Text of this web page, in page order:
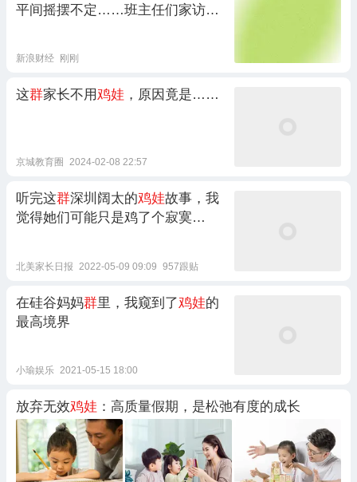
平间摇摆不定……班主任们家访归
新浪财经 刚刚
这群家长不用鸡娃 ，原因竟是……
京城教育圈 2024-02-08 22:57
听完这群深圳阔太的鸡娃故事，我
觉得她们可能只是鸡了个寂寞…
北美家长日报 2022-05-09 09:09 957跟贴
在硅谷妈妈群里，我窥到了鸡娃的
最高境界
小瑜娱乐 2021-05-15 18:00
放弃无效鸡娃 ：高质量假期，是松弛有度的成长